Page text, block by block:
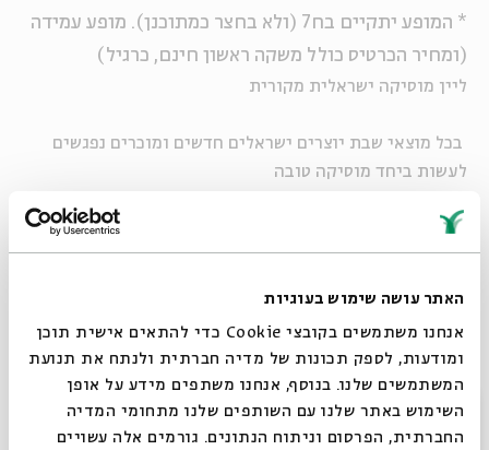
האתר עושה שימוש בעוגיות
אנחנו משתמשים בקובצי Cookie כדי להתאים אישית תוכן
ומודעות, לספק תכונות של מדיה חברתית ולנתח את תנועת
המשתמשים שלנו. בנוסף, אנחנו משתפים מידע על אופן
השימוש באתר שלנו עם השותפים שלנו מתחומי המדיה
החברתית, הפרסום וניתוח הנתונים. גורמים אלה עשויים
* המופע יתקיים בח7 (ולא בחצר כמתוכנן). מופע עמידה
(ומחיר הכרטיס כולל משקה ראשון חינם, כרגיל)
ליין מוסיקה ישראלית מקורית
בכל מוצאי שבת יוצרים ישראלים חדשים ומוכרים נפגשים
לעשות ביחד מוסיקה טובה
מנהל אמנותי: שאנן סטריט
ליין תשרי: שוב נתחיל מחדש
סגור